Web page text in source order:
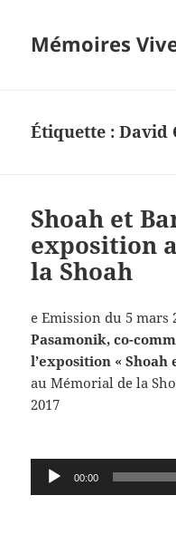
Mémoires
Étiquette :David
Shoah et
exposition
la Shoah
e Emission du 5
Pasamonik, co-
l’exposition « Shoah
au Mémorial de la
2017
Lecteur
audio
00:00